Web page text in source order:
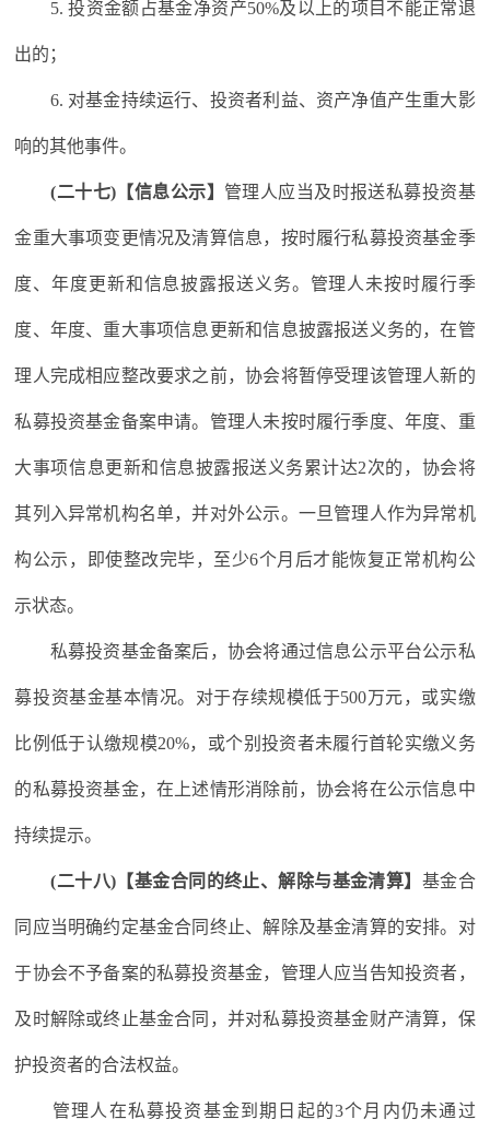
5. 投资金额占基金净资产50%及以上的项目不能正常退
出的；
6. 对基金持续运行、投资者利益、资产净值产生重大影
响的其他事件。
(二十七)【信息公示】 管理人应当及时报送私募投资基
金重大事项变更情况及清算信息，按时履行私募投资基金季
度、年度更新和信息披露报送义务。管理人未按时履行季
度、年度、重大事项信息更新和信息披露报送义务的，在管
理人完成相应整改要求之前，协会将暂停受理该管理人新的
私募投资基金备案申请。管理人未按时履行季度、年度、重
大事项信息更新和信息披露报送义务累计达2次的，协会将
其列入异常机构名单，并对外公示。一旦管理人作为异常机
构公示，即使整改完毕，至少6个月后才能恢复正常机构公
示状态。
私募投资基金备案后，协会将通过信息公示平台公示私
募投资基金基本情况。对于存续规模低于500万元，或实缴
比例低于认缴规模20%，或个别投资者未履行首轮实缴义务
的私募投资基金，在上述情形消除前，协会将在公示信息中
持续提示。
(二十八)【基金合同的终止、解除与基金清算】 基金合
同应当明确约定基金合同终止、解除及基金清算的安排。对
于协会不予备案的私募投资基金，管理人应当告知投资者，
及时解除或终止基金合同，并对私募投资基金财产清算，保
护投资者的合法权益。
管理人在私募投资基金到期日起的3个月内仍未通过